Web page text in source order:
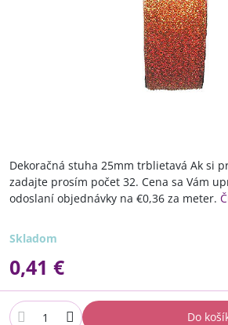
Dekoračná stuha 25mm trblietavá Ak si
zadajte prosím počet 32. Cena sa Vám
odoslaní objednávky na €0,36 za meter.
Skladom
0,41 €
Do